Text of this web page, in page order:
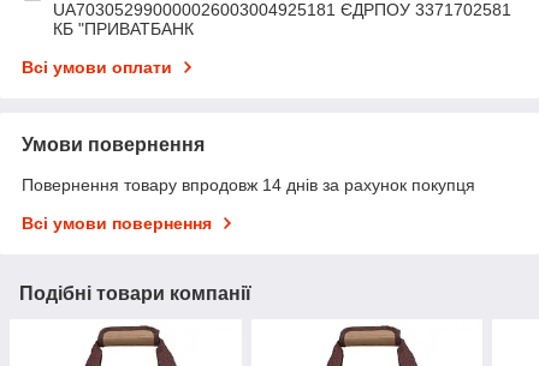
UA703052990000026003004925181 ЄДРПОУ 3371702581
КБ "ПРИВАТБАНК
Всі умови оплати
Умови повернення
Повернення товару впродовж 14 днів за рахунок покупця
Всі умови повернення
Подібні товари компанії